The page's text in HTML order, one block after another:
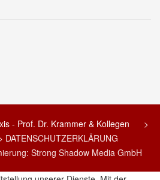
- Prof. Dr. Krammer & Kollegen >
DATENSCHUTZERKLÄRUNG
Strong Shadow Media GmbH